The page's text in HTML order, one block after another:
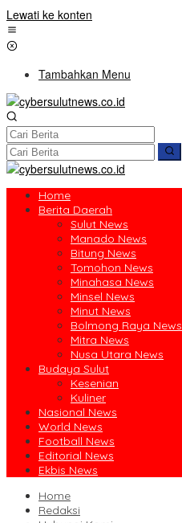
Lewati ke konten
Tambahkan Menu
Home
Berita Daerah
Sulut News
Manado News
Bitung News
Tomohon News
Minahasa News
Minsel News
Minut News
Bolmong Raya News
Mitra News
Nusa Utara News
Budaya Sulut
Kesenian
Kuliner
Nasional News
World News
Football News
Editorial News
Ekbis News
Home
Redaksi